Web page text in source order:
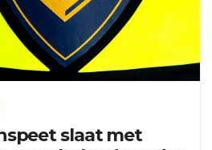
slaat met